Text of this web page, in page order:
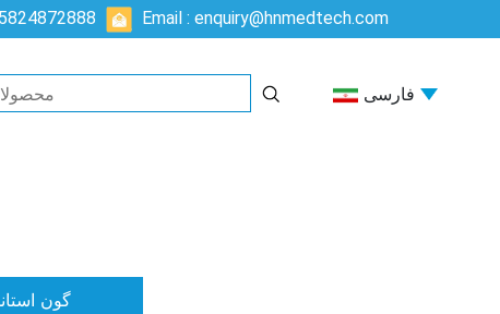
Email : enquiry@hnmedtech.com
گون